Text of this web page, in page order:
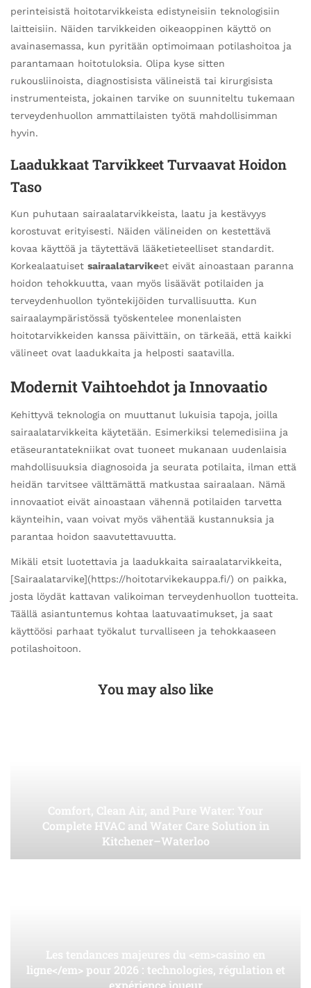
perinteisistä hoitotarvikkeista edistyneisiin teknologisiin
laitteisiin. Näiden tarvikkeiden oikeaoppinen käyttö on
avainasemassa, kun pyritään optimoimaan potilashoitoa ja
parantamaan hoitotuloksia. Olipa kyse sitten
rukousliinoista, diagnostisista välineistä tai kirurgisista
instrumenteista, jokainen tarvike on suunniteltu tukemaan
terveydenhuollon ammattilaisten työtä mahdollisimman
hyvin.
Laadukkaat Tarvikkeet Turvaavat Hoidon
Taso
Kun puhutaan sairaalatarvikkeista, laatu ja kestävyys
korostuvat erityisesti. Näiden välineiden on kestettävä
kovaa käyttöä ja täytettävä lääketieteelliset standardit.
Korkealaatuiset sairaalatarvikeet eivät ainoastaan paranna
hoidon tehokkuutta, vaan myös lisäävät potilaiden ja
terveydenhuollon työntekijöiden turvallisuutta. Kun
sairaalaympäristössä työskentelee monenlaisten
hoitotarvikkeiden kanssa päivittäin, on tärkeää, että kaikki
välineet ovat laadukkaita ja helposti saatavilla.
Modernit Vaihtoehdot ja Innovaatio
Kehittyvä teknologia on muuttanut lukuisia tapoja, joilla
sairaalatarvikkeita käytetään. Esimerkiksi telemedisiina ja
etäseurantatekniikat ovat tuoneet mukanaan uudenlaisia
mahdollisuuksia diagnosoida ja seurata potilaita, ilman että
heidän tarvitsee välttämättä matkustaa sairaalaan. Nämä
innovaatiot eivät ainoastaan vähennä potilaiden tarvetta
käynteihin, vaan voivat myös vähentää kustannuksia ja
parantaa hoidon saavutettavuutta.
Mikäli etsit luotettavia ja laadukkaita sairaalatarvikkeita,
[Sairaalatarvike](https://hoitotarvikekauppa.fi/) on paikka,
josta löydät kattavan valikoiman terveydenhuollon tuotteita.
Täällä asiantuntemus kohtaa laatuvaatimukset, ja saat
käyttöösi parhaat työkalut turvalliseen ja tehokkaaseen
potilashoitoon.
You may also like
Comfort, Clean Air, and Pure Water: Your
Complete HVAC and Water Care Solution in
Kitchener–Waterloo
Les tendances majeures du <em>casino en
ligne</em> pour 2026 : technologies, régulation et
expérience joueur